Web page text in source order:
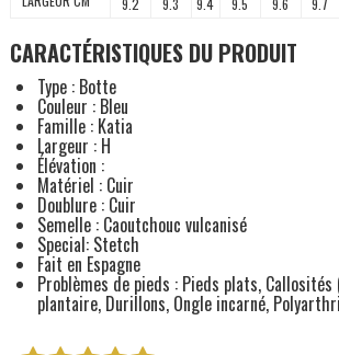
CARACTÉRISTIQUES DU PRODUIT
Type : Botte
Couleur : Bleu
Famille : Katia
Largeur : H
Élévation :
Matériel : Cuir
Doublure : Cuir
Semelle : Caoutchouc vulcanisé
Special: Stetch
Fait en Espagne
Problèmes de pieds : Pieds plats, Callosités
plantaire, Durillons, Ongle incarné,